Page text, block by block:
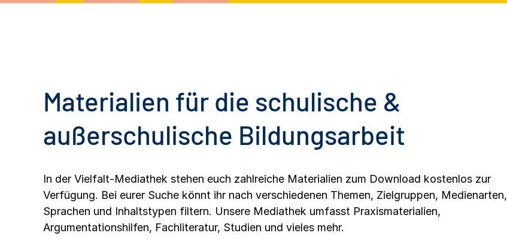
Materialien für die schulische &
außerschulische Bildungsarbeit
In der Vielfalt-Mediathek stehen euch zahlreiche Materialien zum Download kostenlos zur
Verfügung. Bei eurer Suche könnt ihr nach verschiedenen Themen, Zielgruppen, Medienarten,
Sprachen und Inhaltstypen filtern. Unsere Mediathek umfasst Praxismaterialien,
Argumentationshilfen, Fachliteratur, Studien und vieles mehr.